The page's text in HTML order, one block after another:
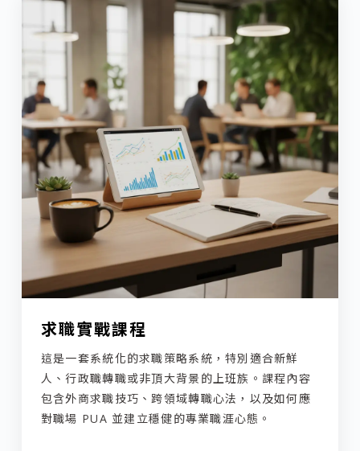
求職實戰課程
這是一套系統化的求職策略系統，特別適合新鮮
人、行政職轉職或非頂大背景的上班族。課程內容
包含外商求職技巧、跨領域轉職心法，以及如何應
對職場 PUA 並建立穩健的專業職涯心態。